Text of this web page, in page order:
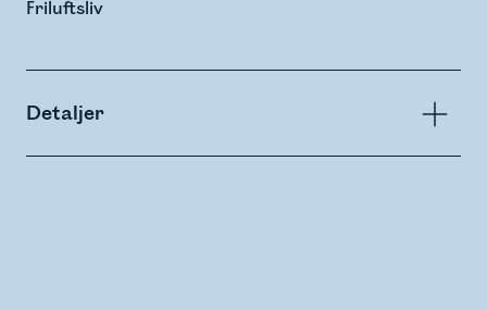
Friluftsliv
Detaljer